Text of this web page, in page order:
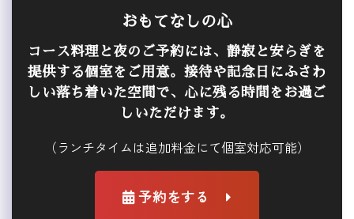
おもてなしの心
コース料理と夜のご予約には、静寂と安らぎを
提供する個室をご用意。接待や記念日にふさわ
しい落ち着いた空間で、心に残る時間をお過ご
しいただけます。
（ランチタイムは追加料金にて個室対応可能）
予約をする